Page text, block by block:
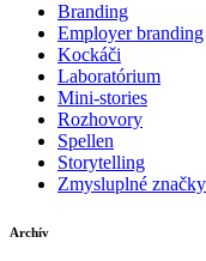
Branding
Employer branding
Kockáči
Laboratórium
Mini-stories
Rozhovory
Spellen
Storytelling
Zmysluplné značky
Archív